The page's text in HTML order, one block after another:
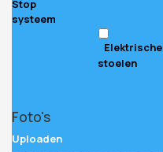
Stop
systeem
Elektrische
stoelen
Foto's
Uploaden